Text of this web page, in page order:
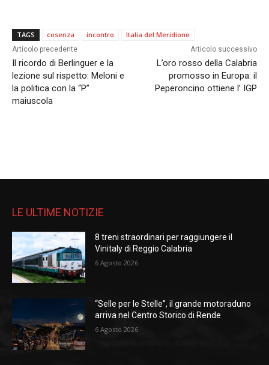
TAGS cosenza incontro Italia del Meridione
Articolo precedente
Il ricordo di Berlinguer e la
lezione sul rispetto: Meloni e
la politica con la “P”
maiuscola
Articolo successivo
L’oro rosso della Calabria
promosso in Europa: il
Peperoncino ottiene l’ IGP
LE ULTIME NOTIZIE
8 treni straordinari per raggiungere il
Vinitaly di Reggio Calabria
6 Agosto 2026
“Selle per le Stelle”, il grande motoraduno
arriva nel Centro Storico di Rende
6 Agosto 2026